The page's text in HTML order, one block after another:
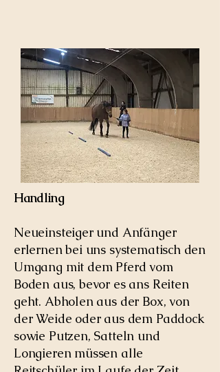
Handling
Neueinsteiger und Anfänger
erlernen bei uns systematisch den
Umgang mit dem Pferd vom
Boden aus, bevor es ans Reiten
geht. Abholen aus der Box, von
der Weide oder aus dem Paddock
sowie Putzen, Satteln und
Longieren müssen alle